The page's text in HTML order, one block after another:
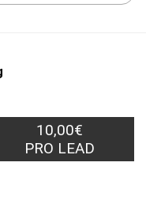
10,00€
PRO LEAD